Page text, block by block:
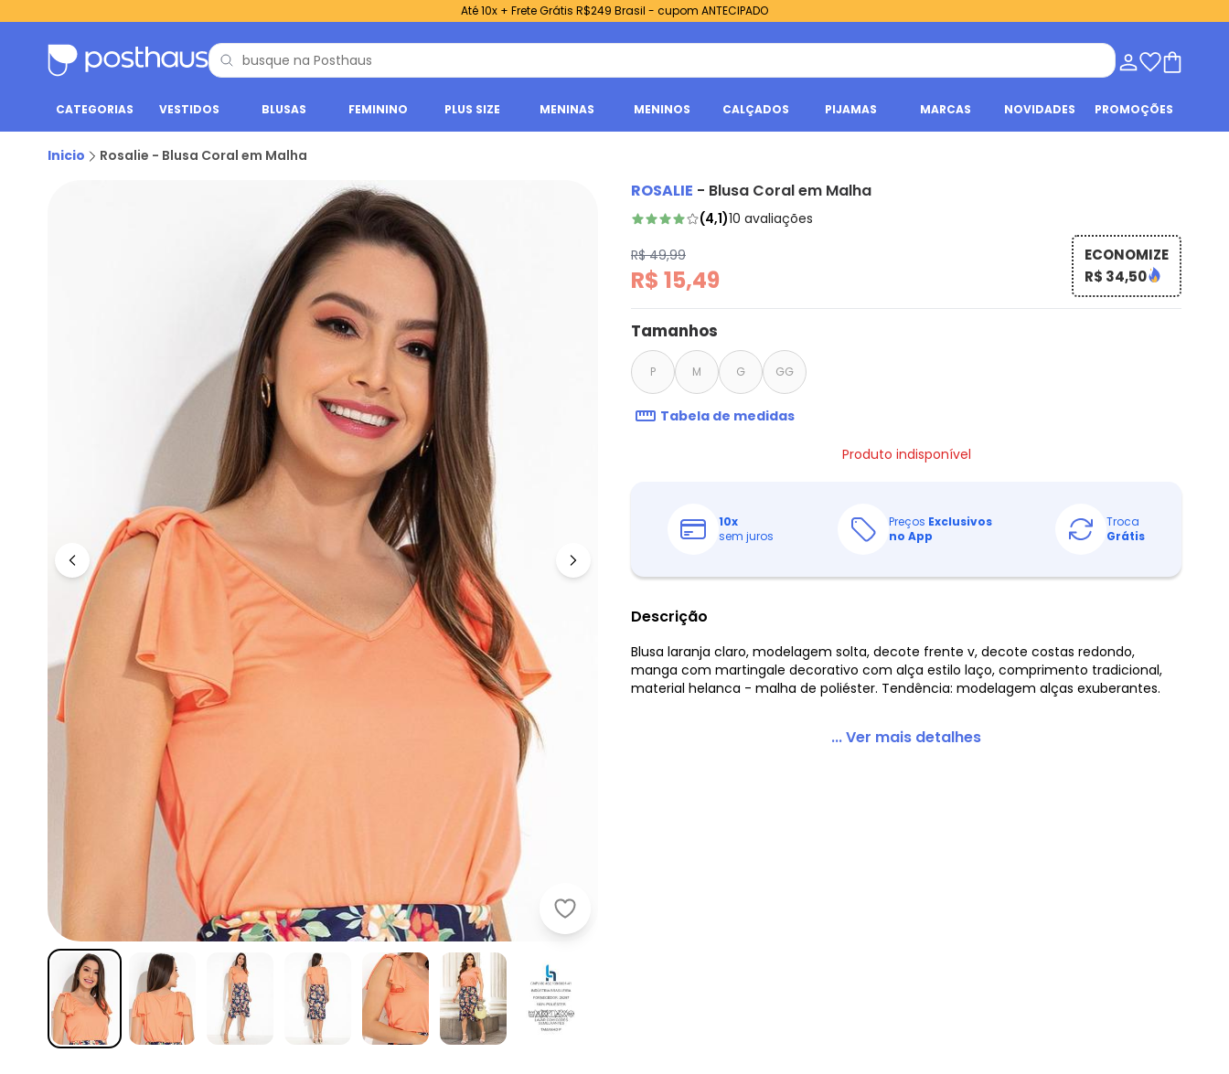
Até 10x + Frete Grátis R$249 Brasil - cupom ANTECIPADO
CATEGORIAS VESTIDOS BLUSAS FEMININO PLUS SIZE MENINAS MENINOS CALÇADOS PIJAMAS MARCAS NOVIDADES PROMOÇÕES
Inicio Rosalie - Blusa Coral em Malha
Rosalie - Blusa Coral em Malha
ROSALIE - Blusa Coral em Malha
(4,1)10 avaliações
R$ 49,99
R$ 15,49
ECONOMIZE
R$ 34,50
Tamanhos
P M G GG
Tabela de medidas
Produto indisponível
10x
sem juros
Preços Exclusivos
no App
Troca
Grátis
Descrição
Blusa laranja claro, modelagem solta, decote frente v, decote costas redondo,
manga com martingale decorativo com alça estilo laço, comprimento tradicional,
material helanca - malha de poliéster. Tendência: modelagem alças exuberantes.
... Ver mais detalhes